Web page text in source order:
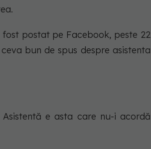
postat pe Facebook, peste 22
bun de spus despre asistenta
e asta care nu-i acordă